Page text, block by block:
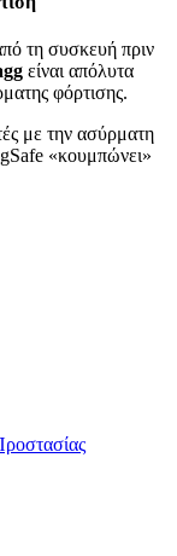
τη συσκευή πριν
είναι απόλυτα
φόρτισης.
με την ασύρματη
«κουμπώνει»